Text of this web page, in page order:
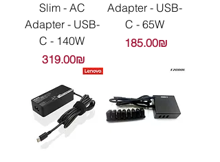
Slim - AC
Adapter - USB-
C - 140W
Цена
‏319.00 ‏₪
Adapter - USB-
C - 65W
Цена
‏185.00 ‏₪